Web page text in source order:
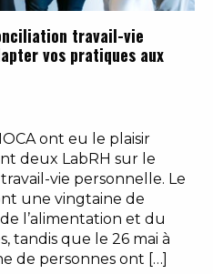
travail-vie
vos pratiques aux
ont eu le plaisir
deux LabRH sur le
vie personnelle. Le
une vingtaine de
l’alimentation et du
tandis que le 26 mai à
de personnes ont […]